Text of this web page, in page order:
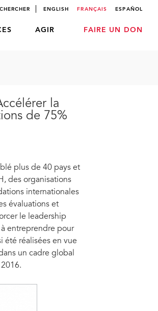
ENGLISH FRANÇAIS ESPAÑOL
AGIR FAIRE UN DON
la
de 75%
plus de 40 pays et
des organisations
internationales
évaluations et
le leadership
entreprendre pour
été réalisées en vue
un cadre global